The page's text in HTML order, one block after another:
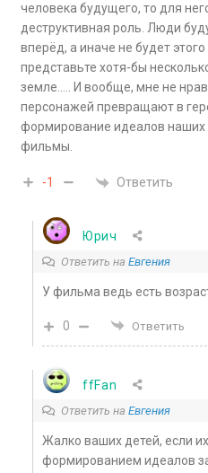
человека будущего, то для
деструктивная роль. Люди
вперёд, а иначе не будет
представьте хотя-бы
земле….. И вообще, мне не
персонажей превращают в
формирование идеалов наших
фильмы.
-1 Ответить
Юрич
Ответить на Евгения
У фильма ведь есть
0 Ответить
ffFan
Ответить на Евгения
Жалко ваших детей, если
формированием идеалов